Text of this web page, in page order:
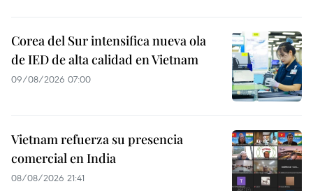
Corea del Sur intensifica nueva ola
de IED de alta calidad en Vietnam
09/08/2026 07:00
Vietnam refuerza su presencia
comercial en India
08/08/2026 21:41